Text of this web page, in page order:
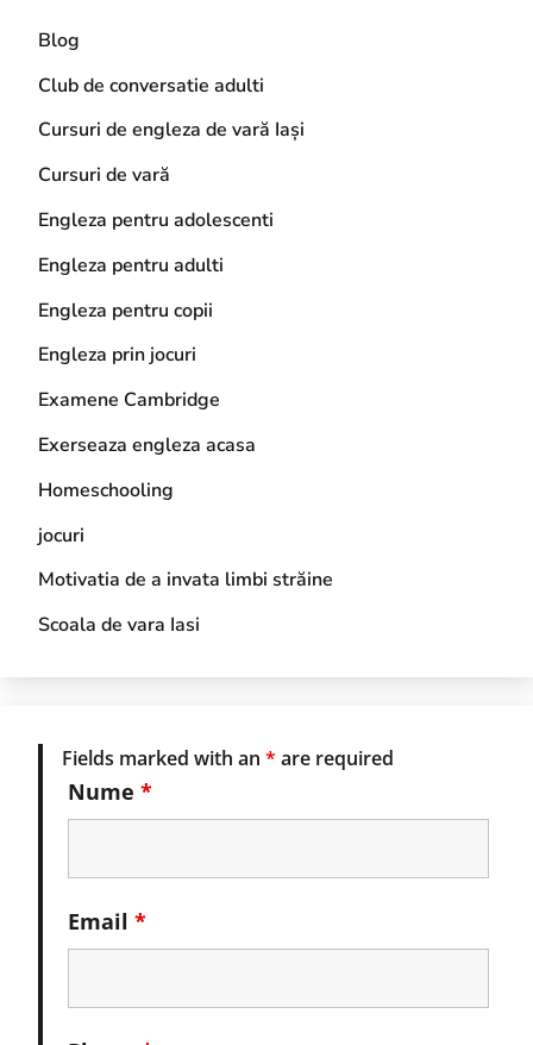
Blog
Club de conversatie adulti
Cursuri de engleza de vară Iași
Cursuri de vară
Engleza pentru adolescenti
Engleza pentru adulti
Engleza pentru copii
Engleza prin jocuri
Examene Cambridge
Exerseaza engleza acasa
Homeschooling
jocuri
Motivatia de a invata limbi străine
Scoala de vara Iasi
Fields marked with an * are required
Nume *
Email *